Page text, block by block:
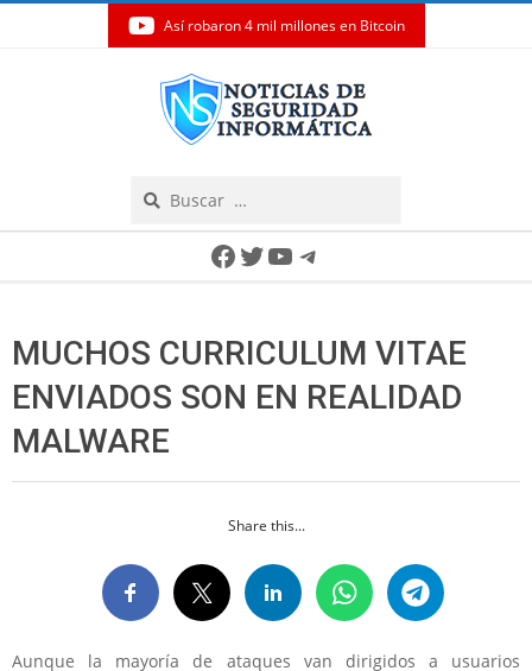
Así robaron 4 mil millones en Bitcoin
Facebook
Twitter
YouTube
Telegram
MUCHOS CURRICULUM VITAE
ENVIADOS SON EN REALIDAD
MALWARE
Share this...
Aunque la mayoría de ataques van dirigidos a usuarios